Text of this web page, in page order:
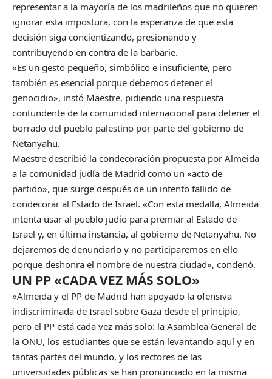
representar a la mayoría de los madrileños que no quieren
ignorar esta impostura, con la esperanza de que esta
decisión siga concientizando, presionando y
contribuyendo en contra de la barbarie.
«Es un gesto pequeño, simbólico e insuficiente, pero
también es esencial porque debemos detener el
genocidio», instó Maestre, pidiendo una respuesta
contundente de la comunidad internacional para detener el
borrado del pueblo palestino por parte del gobierno de
Netanyahu.
Maestre describió la condecoración propuesta por Almeida
a la comunidad judía de Madrid como un «acto de
partido», que surge después de un intento fallido de
condecorar al Estado de Israel. «Con esta medalla, Almeida
intenta usar al pueblo judío para premiar al Estado de
Israel y, en última instancia, al gobierno de Netanyahu. No
dejaremos de denunciarlo y no participaremos en ello
porque deshonra el nombre de nuestra ciudad», condenó.
UN PP «CADA VEZ MÁS SOLO»
«Almeida y el PP de Madrid han apoyado la ofensiva
indiscriminada de Israel sobre Gaza desde el principio,
pero el PP está cada vez más solo: la Asamblea General de
la ONU, los estudiantes que se están levantando aquí y en
tantas partes del mundo, y los rectores de las
universidades públicas se han pronunciado en la misma